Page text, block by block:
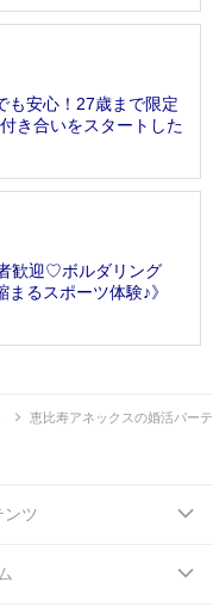
も安心！27歳まで限定
き合いをスタートした
歓迎♡ボルダリング
まるスポーツ体験♪》
恵比寿アネックスの婚活パー
ンツ